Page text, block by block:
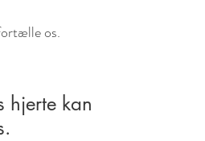
os.
hjerte kan